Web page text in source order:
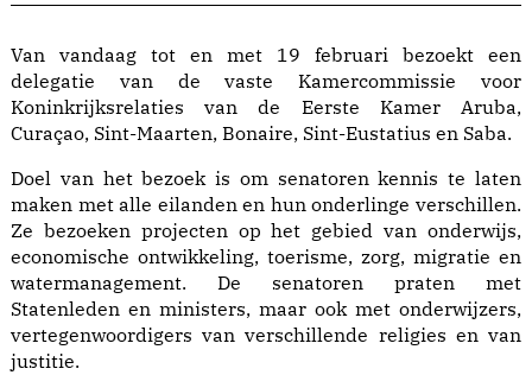
Van vandaag tot en met 19 februari bezoekt een
delegatie van de vaste Kamercommissie voor
Koninkrijksrelaties van de Eerste Kamer Aruba,
Curaçao, Sint-Maarten, Bonaire, Sint-Eustatius en Saba.
Doel van het bezoek is om senatoren kennis te laten
maken met alle eilanden en hun onderlinge verschillen.
Ze bezoeken projecten op het gebied van onderwijs,
economische ontwikkeling, toerisme, zorg, migratie en
watermanagement. De senatoren praten met
Statenleden en ministers, maar ook met onderwijzers,
vertegenwoordigers van verschillende religies en van
justitie.